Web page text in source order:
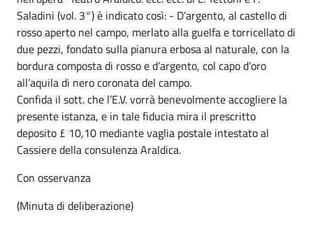
Saladini (vol. 3°) è indicato così: - D’argento, al castello di
rosso aperto nel campo, merlato alla guelfa e torricellato di
due pezzi, fondato sulla pianura erbosa al naturale, con la
bordura composta di rosso e d’argento, col capo d’oro
all’aquila di nero coronata del campo.
Confida il sott. che l’E.V. vorrà benevolmente accogliere la
presente istanza, e in tale fiducia mira il prescritto
deposito £ 10,10 mediante vaglia postale intestato al
Cassiere della consulenza Araldica.
Con osservanza
(Minuta di deliberazione)